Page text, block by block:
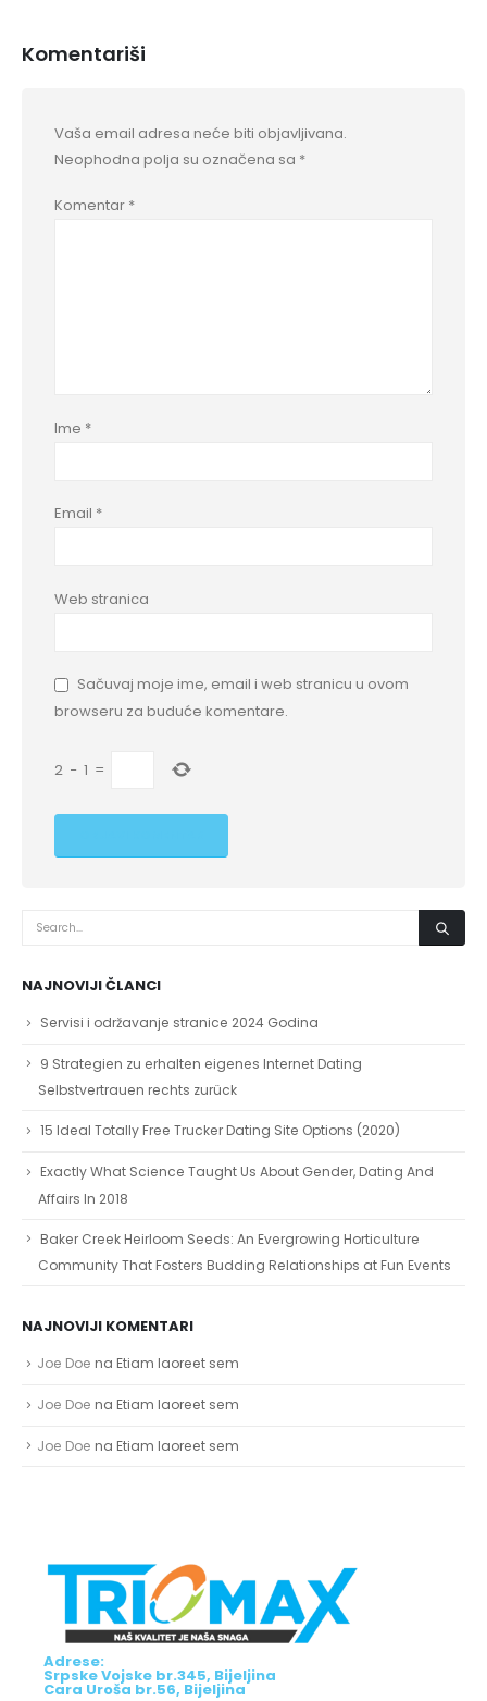
Komentariši
Vaša email adresa neće biti objavljivana.
Neophodna polja su označena sa *
Komentar *
Ime *
Email *
Web stranica
Sačuvaj moje ime, email i web stranicu u ovom
browseru za buduće komentare.
2 − 1 =
NAJNOVIJI ČLANCI
Servisi i održavanje stranice 2024 Godina
9 Strategien zu erhalten eigenes Internet Dating
Selbstvertrauen rechts zurück
15 Ideal Totally Free Trucker Dating Site Options (2020)
Exactly What Science Taught Us About Gender, Dating And
Affairs In 2018
Baker Creek Heirloom Seeds: An Evergrowing Horticulture
Community That Fosters Budding Relationships at Fun Events
NAJNOVIJI KOMENTARI
Joe Doe na Etiam laoreet sem
Joe Doe na Etiam laoreet sem
Joe Doe na Etiam laoreet sem
Adrese:
Srpske Vojske br.345, Bijeljina
Cara Uroša br.56, Bijeljina